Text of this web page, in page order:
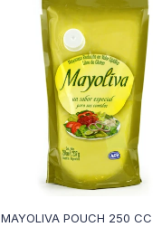
MAYOLIVA POUCH 250 CC